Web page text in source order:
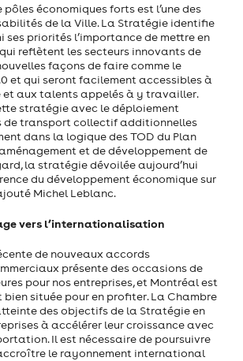
pôles économiques forts est l’une des
de la Ville. La Stratégie identifie
ses priorités l’importance de mettre en
reflètent les secteurs innovants de
façons de faire comme le
et qui seront facilement accessibles à
et aux talents appelés à y travailler.
stratégie avec le déploiement
de transport collectif additionnelles
dans la logique des TOD du Plan
et de développement de
la stratégie dévoilée aujourd’hui
du développement économique sur
Michel Leblanc.
vers l’internationalisation
de nouveaux accords
présente des occasions de
pour nos entreprises, et Montréal est
située pour en profiter. La Chambre
des objectifs de la Stratégie en
à accélérer leur croissance avec
Il est nécessaire de poursuivre
le rayonnement international